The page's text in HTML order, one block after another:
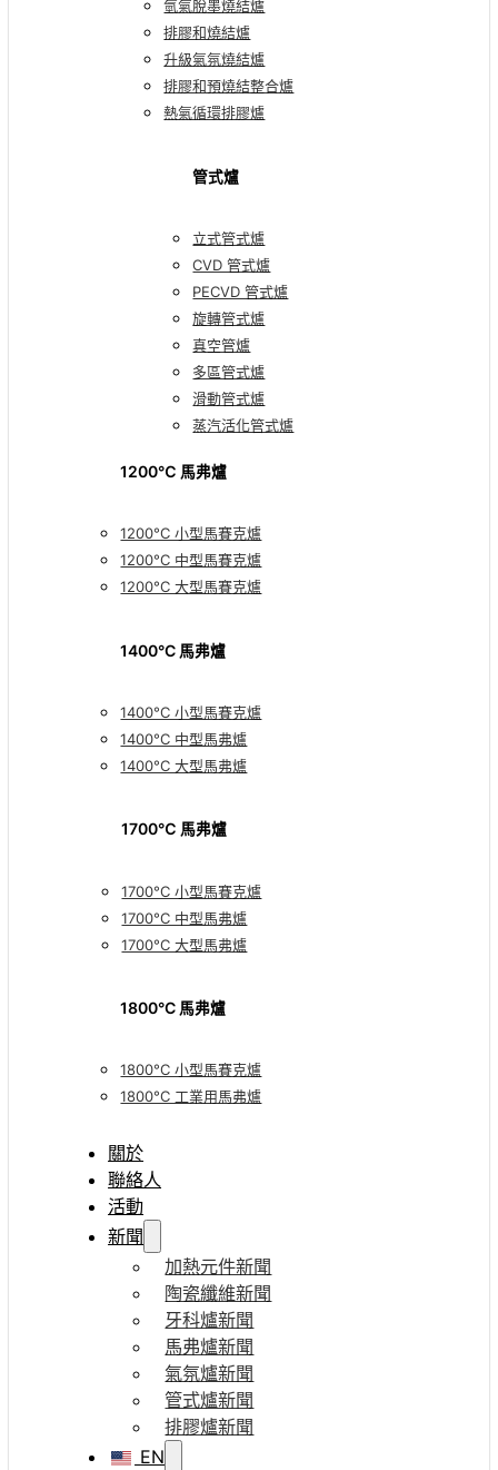
氫氣脫墨燒結爐
排膠和燒結爐
升級氣氛燒結爐
排膠和預燒結整合爐
熱氣循環排膠爐
管式爐
立式管式爐
CVD 管式爐
PECVD 管式爐
旋轉管式爐
真空管爐
多區管式爐
滑動管式爐
蒸汽活化管式爐
1200℃ 馬弗爐
1200°C 小型馬賽克爐
1200°C 中型馬賽克爐
1200°C 大型馬賽克爐
1400°C 馬弗爐
1400°C 小型馬賽克爐
1400°C 中型馬弗爐
1400°C 大型馬弗爐
1700℃ 馬弗爐
1700°C 小型馬賽克爐
1700°C 中型馬弗爐
1700°C 大型馬弗爐
1800°C 馬弗爐
1800°C 小型馬賽克爐
1800°C 工業用馬弗爐
關於
聯絡人
活動
新聞
加熱元件新聞
陶瓷纖維新聞
牙科爐新聞
馬弗爐新聞
氣氛爐新聞
管式爐新聞
排膠爐新聞
EN